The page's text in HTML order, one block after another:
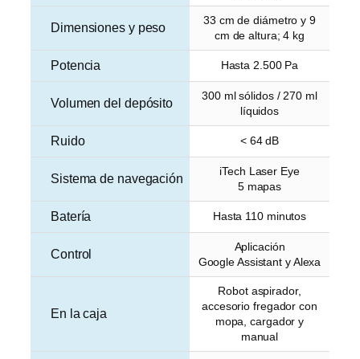
Dimensiones y peso
33 cm de diámetro y 9
cm de altura; 4 kg
Potencia Hasta 2.500 Pa
Volumen del depósito
300 ml sólidos / 270 ml
líquidos
Ruido < 64 dB
Sistema de navegación
iTech Laser Eye
5 mapas
Batería Hasta 110 minutos
Control
Aplicación
Google Assistant y Alexa
En la caja
Robot aspirador,
accesorio fregador con
mopa, cargador y
manual